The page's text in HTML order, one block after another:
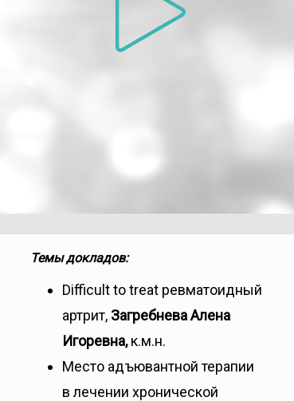
Темы докладов:
Difficult to treat ревматоидный
артрит, Загребнева Алена
Игоревна,к.м.н.
Место адъювантной терапии
в лечении хронической